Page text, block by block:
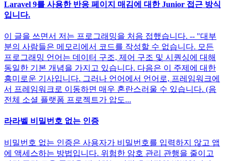
Laravel 9를 사용한 반응 페이지 매김에 대한 Junior 접근 방식
입니다.
이 글을 쓰면서 저는 프로그래밍을 처음 접했습니다. -- "대부
분의 사람들은 메모리에서 코드를 작성할 수 없습니다. 모든
프로그래밍 언어는 데이터 구조, 제어 구조 및 시퀀싱에 대해
동일한 기본 개념을 가지고 있습니다. 다음은 이 주제에 대한
흥미로운 기사입니다. 그러나 언어에서 언어로, 프레임워크에
서 프레임워크로 이동하면 매우 혼란스러울 수 있습니다. (음
전체 소셜 플랫폼 프로젝트가 압도...
라라벨 비밀번호 없는 인증
비밀번호 없는 인증은 사용자가 비밀번호를 입력하지 않고 앱
에 액세스하는 방법입니다. 위험한 암호 관리 관행을 줄이고